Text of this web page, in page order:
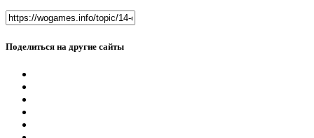
Поделиться на другие сайты